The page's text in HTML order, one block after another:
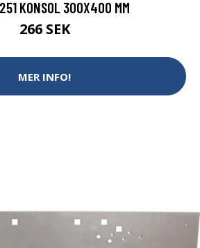
KONSOL 300X400 MM
266 SEK
MER INFO!